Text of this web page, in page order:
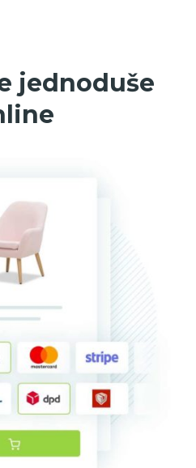
jednoduše